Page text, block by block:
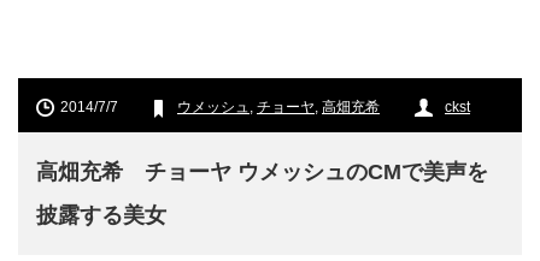
2014/7/7 ウメッシュ, チョーヤ, 高畑充希 ckst
高畑充希 チョーヤ ウメッシュのCMで美声を
披露する美女